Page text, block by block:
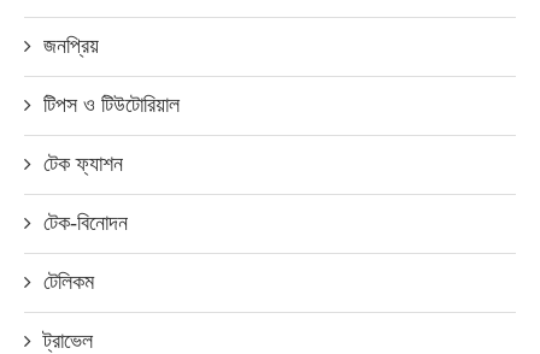
জনপ্রিয়
টিপস ও টিউটোরিয়াল
টেক ফ্যাশন
টেক-বিনোদন
টেলিকম
ট্রাভেল